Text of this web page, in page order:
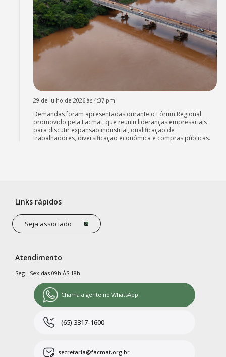
29 de julho de 2026 às 4:37 pm
Demandas foram apresentadas durante o Fórum Regional
promovido pela Facmat, que reuniu lideranças empresariais
para discutir expansão industrial, qualificação de
trabalhadores, diversificação econômica e compras públicas.
Links rápidos
Seja associado
Atendimento
Seg - Sex das 09h ÀS 18h
Chama a gente no WhatsApp
(65) 3317-1600
secretaria@facmat.org.br